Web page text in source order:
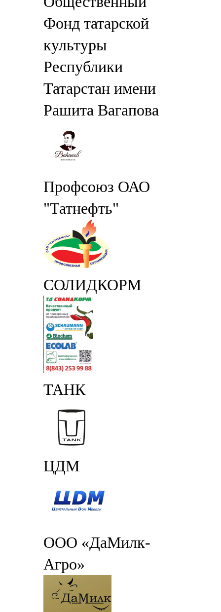
Фонд татарской
культуры
Республики
Татарстан имени
Рашита Вагапова
Профсоюз ОАО
"Татнефть"
СОЛИДКОРМ
ТАНК
ЦДМ
ООО «ДаМилк-
Агро»